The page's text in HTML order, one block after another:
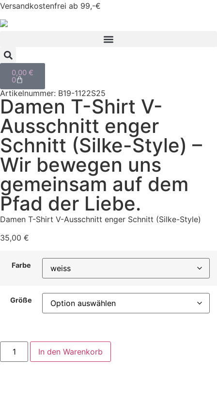
Versandkostenfrei ab 99,-€
0,00 €
0
Artikelnummer: B19-1122S25
Damen T-Shirt V-
Ausschnitt enger
Schnitt (Silke-Style) –
Wir bewegen uns
gemeinsam auf dem
Pfad der Liebe.
Damen T-Shirt V-Ausschnitt enger Schnitt (Silke-Style)
35,00 €
Farbe
Größe
In den Warenkorb